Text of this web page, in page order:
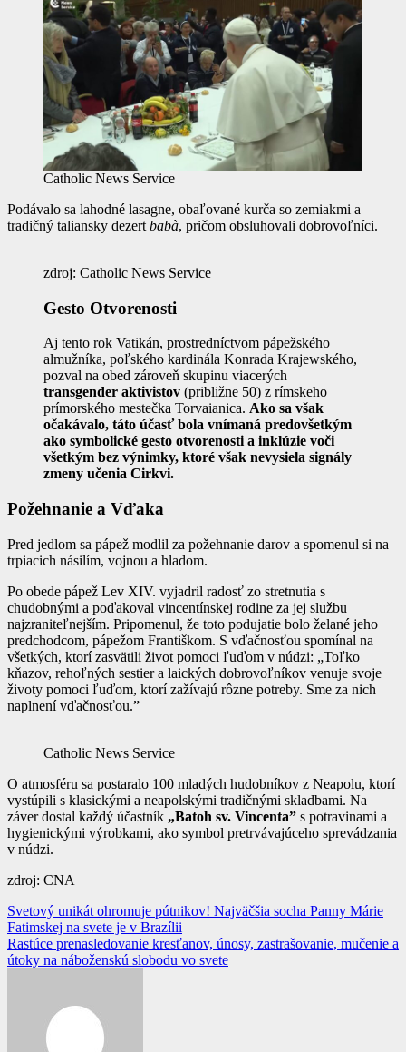
Catholic News Service
Podávalo sa lahodné lasagne, obaľované kurča so zemiakmi a
tradičný taliansky dezert babà, pričom obsluhovali dobrovoľníci.
zdroj: Catholic News Service
Gesto Otvorenosti
Aj tento rok Vatikán, prostredníctvom pápežského
almužníka, poľského kardinála Konrada Krajewského,
pozval na obed zároveň skupinu viacerých
transgender aktivistov (približne 50) z rímskeho
prímorského mestečka Torvaianica. Ako sa však
očakávalo, táto účasť bola vnímaná predovšetkým
ako symbolické gesto otvorenosti a inklúzie voči
všetkým bez výnimky, ktoré však nevysiela signály
zmeny učenia Cirkvi.
Požehnanie a Vďaka
Pred jedlom sa pápež modlil za požehnanie darov a spomenul si na
trpiacich násilím, vojnou a hladom.
Po obede pápež Lev XIV. vyjadril radosť zo stretnutia s
chudobnými a poďakoval vincentínskej rodine za jej službu
najzraniteľnejším. Pripomenul, že toto podujatie bolo želané jeho
predchodcom, pápežom Františkom. S vďačnosťou spomínal na
všetkých, ktorí zasvätili život pomoci ľuďom v núdzi: „Toľko
kňazov, rehoľných sestier a laických dobrovoľníkov venuje svoje
životy pomoci ľuďom, ktorí zažívajú rôzne potreby. Sme za nich
naplnení vďačnosťou.”
Catholic News Service
O atmosféru sa postaralo 100 mladých hudobníkov z Neapolu, ktorí
vystúpili s klasickými a neapolskými tradičnými skladbami. Na
záver dostal každý účastník „Batoh sv. Vincenta” s potravinami a
hygienickými výrobkami, ako symbol pretrvávajúceho sprevádzania
v núdzi.
zdroj: CNA
Navigácia
v
článku
Svetový unikát ohromuje pútnikov! Najväčšia socha Panny Márie
Fatimskej na svete je v Brazílii
Rastúce prenasledovanie kresťanov, únosy, zastrašovanie, mučenie a
útoky na náboženskú slobodu vo svete